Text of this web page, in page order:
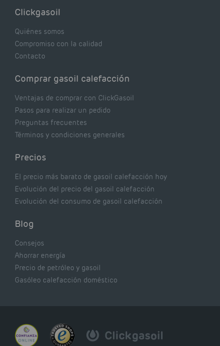
de tu caldera. Pocas se contrastan con lo que
Clickgasoil
Quiénes somos
Compromiso con la calidad
Contacto
Comprar gasoil calefacción
Ventajas de comprar con ClickGasoil
Pasos para realizar un pedido
Preguntas frecuentes
Términos y condiciones generales
Precios
El precio más barato de gasoil calefacción hoy
Evolución del precio del gasoil calefacción
Evolución del consumo de gasoil calefacción
Blog
Consejos
Ahorrar energía
Precio de petróleo y gasoil
Gasóleo calefacción doméstico